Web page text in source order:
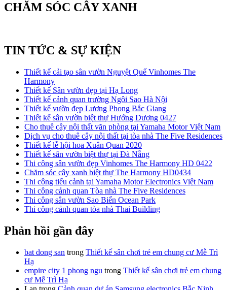
CHĂM SÓC CÂY XANH
TIN TỨC & SỰ KIỆN
Thiết kế cải tạo sân vườn Nguyệt Quế Vinhomes The
Harmony
Thiết kế Sân vườn đẹp tại Hạ Long
Thiết kế cảnh quan trường Ngôi Sao Hà Nội
Thiết kế vườn đẹp Lương Phong Bắc Giang
Thiết kế sân vườn biệt thự Hướng Dương 0427
Cho thuê cây nội thất văn phòng tại Yamaha Motor Việt Nam
Dịch vụ cho thuê cây nội thất tại tòa nhà The Five Residences
Thiết kế lễ hội hoa Xuân Quan 2020
Thiết kế sân vườn biệt thự tại Đà Nẵng
Thi công sân vườn đẹp Vinhomes The Harmony HD 0422
Chăm sóc cây xanh biệt thự The Harmony HD0434
Thi công tiểu cảnh tại Yamaha Motor Electronics Việt Nam
Thi công cảnh quan Tòa nhà The Five Residences
Thi công sân vườn Sao Biển Ocean Park
Thi công cảnh quan tòa nhà Thai Building
Phản hồi gần đây
bat dong san trong Thiết kế sân chơi trẻ em chung cư Mễ Trì
Hạ
empire city 1 phong ngu trong Thiết kế sân chơi trẻ em chung
cư Mễ Trì Hạ